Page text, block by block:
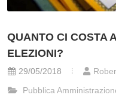
QUANTO CI COSTA
ELEZIONI?
29/05/2018
Pubblica